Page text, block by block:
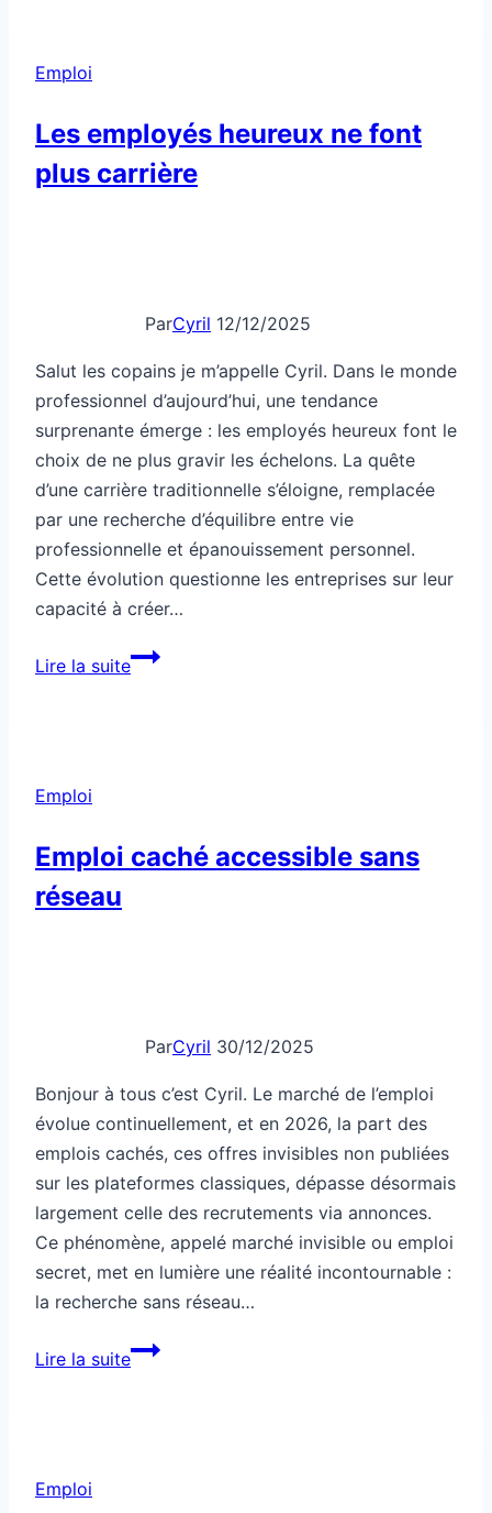
Emploi
Les employés heureux ne font
plus carrière
ParCyril 12/12/2025
Salut les copains je m’appelle Cyril. Dans le monde
professionnel d’aujourd’hui, une tendance
surprenante émerge : les employés heureux font le
choix de ne plus gravir les échelons. La quête
d’une carrière traditionnelle s’éloigne, remplacée
par une recherche d’équilibre entre vie
professionnelle et épanouissement personnel.
Cette évolution questionne les entreprises sur leur
capacité à créer…
Lire la suiteLes
Emploi
Emploi caché accessible sans
réseau
ParCyril 30/12/2025
Bonjour à tous c’est Cyril. Le marché de l’emploi
évolue continuellement, et en 2026, la part des
emplois cachés, ces offres invisibles non publiées
sur les plateformes classiques, dépasse désormais
largement celle des recrutements via annonces.
Ce phénomène, appelé marché invisible ou emploi
secret, met en lumière une réalité incontournable :
la recherche sans réseau…
Lire la suiteEmploi
Emploi